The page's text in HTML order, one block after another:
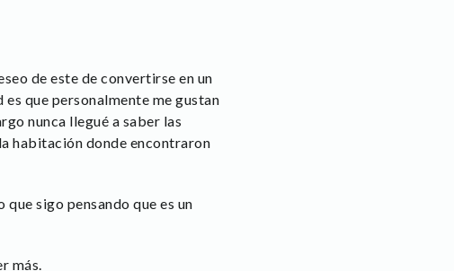
de este de convertirse en un
que personalmente me gustan
nunca llegué a saber las
habitación donde encontraron
sigo pensando que es un
más.